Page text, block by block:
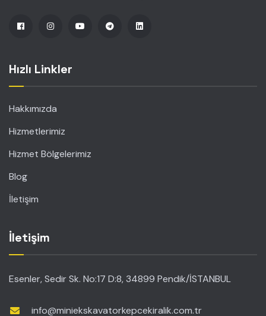
Hızlı Linkler
Hakkımızda
Hizmetlerimiz
Hizmet Bölgelerimiz
Blog
İletişim
İletişim
Esenler, Sedir Sk. No:17 D:8, 34899 Pendik/İSTANBUL
info@miniekskavatorkepcekiralik.com.tr